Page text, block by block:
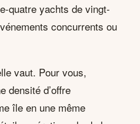
quatre yachts de vingt-
concurrents ou
vaut. Pour vous,
densité d’offre
île en une même